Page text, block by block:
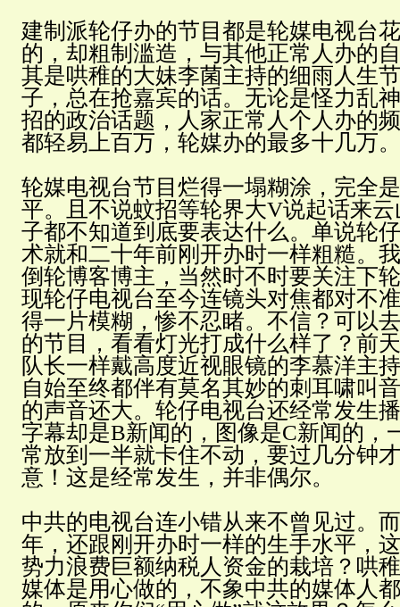
建制派轮仔办的节目都是轮媒电视台
的，却粗制滥造，与其他正常人 办的
其是哄稚的大妹李菌主持的细雨人生
子，总在抢嘉宾的话。无论是怪力乱
招的政治话题，人家正常人个人办的
都轻易上百万，轮媒办的最多十几万。
轮媒电视台节目烂得一塌糊涂，完全
平。且不说蚊招等轮界大V说起话来
子都不知道到底要表达什么。单说轮
术就和二十年前刚开办时一样粗糙。
倒轮博客博主，当然时不时要关注下
现轮仔电视台至今连镜头对焦都对不
得一片模糊，惨不忍睹。不信？可以
的节目，看看灯光打成什么样了？前
队长一样戴高度近视眼镜的李慕洋主
自始至终都伴有莫名其妙的刺耳啸叫
的声音还大。轮仔电视台还经常发生
字幕却是B新闻的，图像是C新闻的，
常放到一半就卡住不动，要过几分钟
意！这是经常发生，并非偶尔。
中共的电视台连小错从来不曾见过。
年，还跟刚开办时一样的生手水平，
势力浪费巨额纳税人资金的栽培？哄
媒体是用心做的，不象中共的媒体人